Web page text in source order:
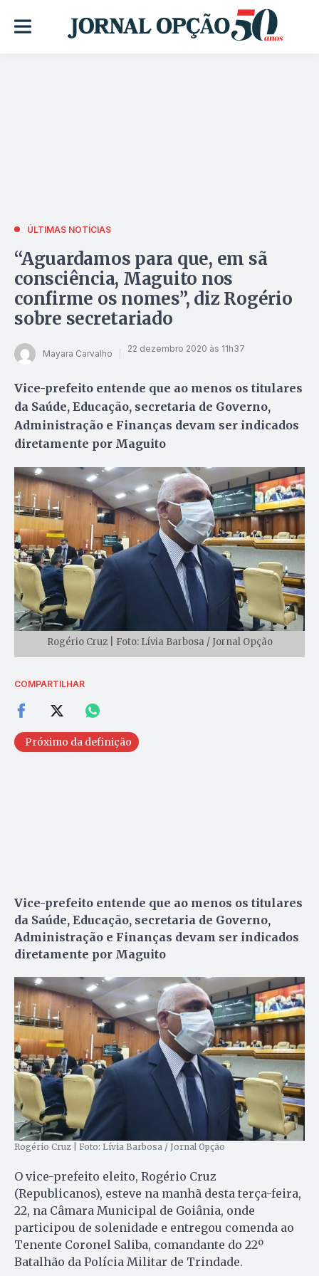
ÚLTIMAS NOTÍCIAS
“Aguardamos para que, em sã
consciência, Maguito nos
confirme os nomes”, diz Rogério
sobre secretariado
Mayara Carvalho 22 dezembro 2020 às 11h37
Vice-prefeito entende que ao menos os titulares
da Saúde, Educação, secretaria de Governo,
Administração e Finanças devam ser indicados
diretamente por Maguito
Rogério Cruz | Foto: Lívia Barbosa / Jornal Opção
COMPARTILHAR
Próximo da definição
Vice-prefeito entende que ao menos os titulares
da Saúde, Educação, secretaria de Governo,
Administração e Finanças devam ser indicados
diretamente por Maguito
Rogério Cruz | Foto: Lívia Barbosa / Jornal Opção
O vice-prefeito eleito, Rogério Cruz
(Republicanos), esteve na manhã desta terça-feira,
22, na Câmara Municipal de Goiânia, onde
participou de solenidade e entregou comenda ao
Tenente Coronel Saliba, comandante do 22º
Batalhão da Polícia Militar de Trindade.